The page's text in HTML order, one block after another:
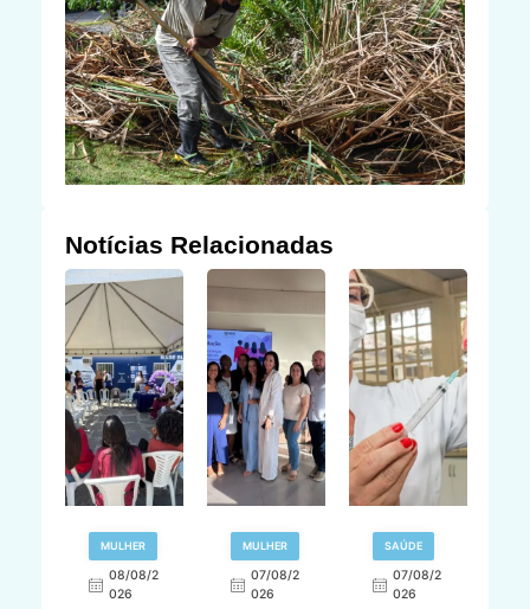
Notícias Relacionadas
MULHER
08/08/2
026
MULHER
07/08/2
026
SAÚDE
07/08/2
026